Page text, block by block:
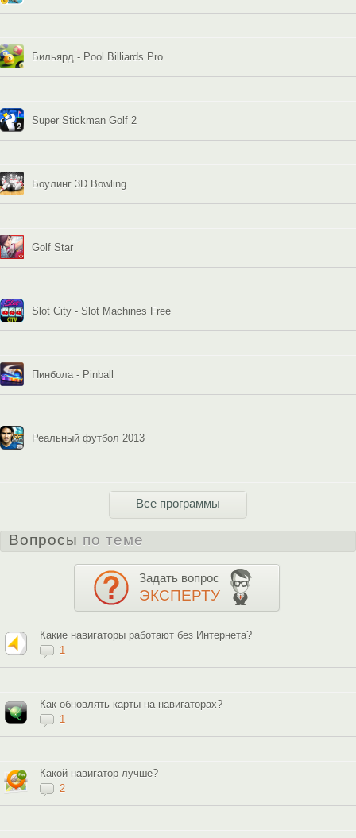
Бильярд - Pool Billiards Pro
Super Stickman Golf 2
Боулинг 3D Bowling
Golf Star
Slot City - Slot Machines Free
Пинбола - Pinball
Реальный футбол 2013
Все программы
Вопросы по теме
Задать вопрос
ЭКСПЕРТУ
Какие навигаторы работают без Интернета?
1
Как обновлять карты на навигаторах?
1
Какой навигатор лучше?
2